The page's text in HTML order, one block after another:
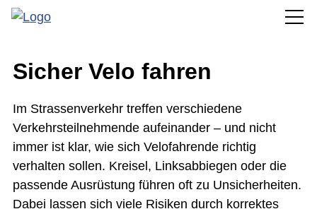
Sicher Velo fahren
Im Strassenverkehr treffen verschiedene
Verkehrsteilnehmende aufeinander – und nicht
immer ist klar, wie sich Velofahrende richtig
verhalten sollen. Kreisel, Linksabbiegen oder die
passende Ausrüstung führen oft zu Unsicherheiten.
Dabei lassen sich viele Risiken durch korrektes